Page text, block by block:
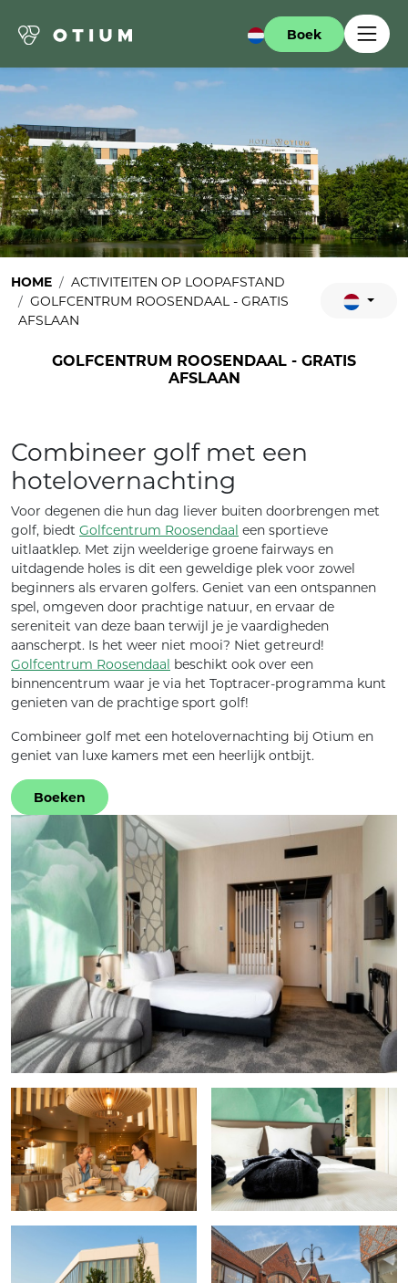
Boek
HOME
ACTIVITEITEN OP LOOPAFSTAND
GOLFCENTRUM ROOSENDAAL - GRATIS
AFSLAAN
GOLFCENTRUM ROOSENDAAL - GRATIS
AFSLAAN
Combineer golf met een
hotelovernachting
Voor degenen die hun dag liever buiten doorbrengen met
golf, biedt Golfcentrum Roosendaal een sportieve
uitlaatklep. Met zijn weelderige groene fairways en
uitdagende holes is dit een geweldige plek voor zowel
beginners als ervaren golfers. Geniet van een ontspannen
spel, omgeven door prachtige natuur, en ervaar de
sereniteit van deze baan terwijl je je vaardigheden
aanscherpt. Is het weer niet mooi? Niet getreurd!
Golfcentrum Roosendaal beschikt ook over een
binnencentrum waar je via het Toptracer-programma kunt
genieten van de prachtige sport golf!
Combineer golf met een hotelovernachting bij Otium en
geniet van luxe kamers met een heerlijk ontbijt.
Boeken